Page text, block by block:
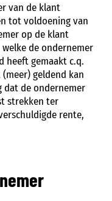
van de klant
tot voldoening van
op de klant
de ondernemer
heeft gemaakt c.q.
geldend kan
dat de ondernemer
strekken ter
rente,